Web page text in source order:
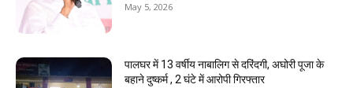
May 5, 2026
पालघर में 13 वर्षीय नाबालिग से दरिंदगी, अघोरी पूजा के
बहाने दुष्कर्म , 2 घंटे में आरोपी गिरफ्तार